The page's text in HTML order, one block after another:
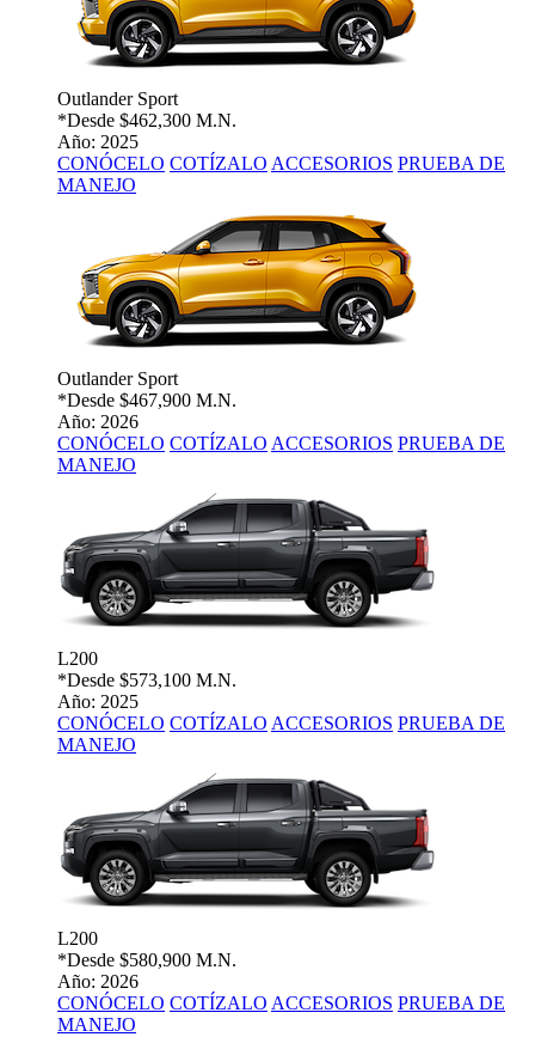
Outlander Sport
*Desde $462,300 M.N.
Año: 2025
CONÓCELO COTÍZALO ACCESORIOS PRUEBA DE
MANEJO
Outlander Sport
*Desde $467,900 M.N.
Año: 2026
CONÓCELO COTÍZALO ACCESORIOS PRUEBA DE
MANEJO
L200
*Desde $573,100 M.N.
Año: 2025
CONÓCELO COTÍZALO ACCESORIOS PRUEBA DE
MANEJO
L200
*Desde $580,900 M.N.
Año: 2026
CONÓCELO COTÍZALO ACCESORIOS PRUEBA DE
MANEJO